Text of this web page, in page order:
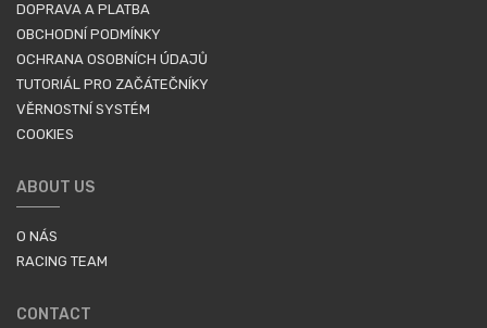
DOPRAVA A PLATBA
OBCHODNÍ PODMÍNKY
OCHRANA OSOBNÍCH ÚDAJŮ
TUTORIÁL PRO ZAČÁTEČNÍKY
VĚRNOSTNÍ SYSTÉM
COOKIES
ABOUT US
O NÁS
RACING TEAM
CONTACT